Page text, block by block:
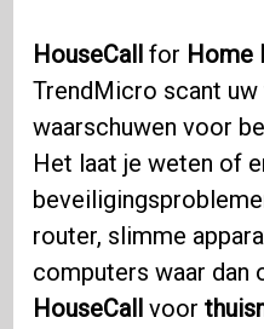
HouseCall for Home
TrendMicro scant
waarschuwen voor
Het laat je weten of
router, slimme
computers waar dan
HouseCall voor